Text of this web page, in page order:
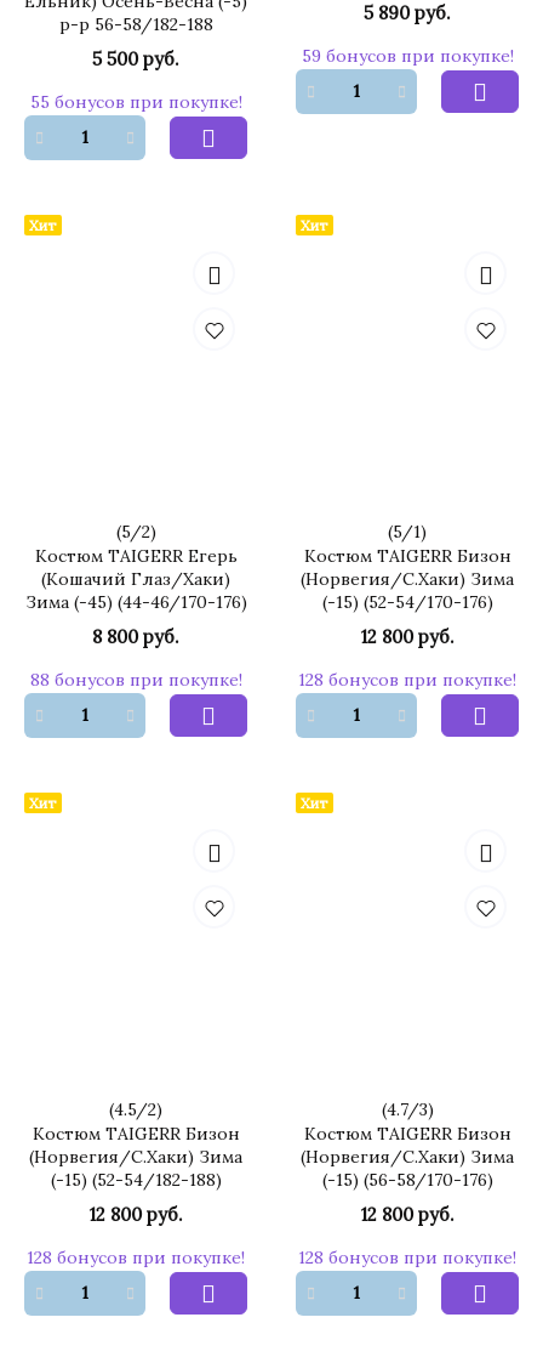
р-р 56-58/182-188
5 500 руб.
55 бонусов при покупке!
5 890 руб.
59 бонусов при покупке!
Хит
(5/2)
Костюм TAIGERR Егерь
(Кошачий Глаз/Хаки)
Зима (-45) (44-46/170-176)
8 800 руб.
88 бонусов при покупке!
Хит
(5/1)
Костюм TAIGERR Бизон
(Норвегия/С.Хаки) Зима
(-15) (52-54/170-176)
12 800 руб.
128 бонусов при покупке!
Хит
(4.5/2)
Костюм TAIGERR Бизон
(Норвегия/С.Хаки) Зима
(-15) (52-54/182-188)
12 800 руб.
128 бонусов при покупке!
Хит
(4.7/3)
Костюм TAIGERR Бизон
(Норвегия/С.Хаки) Зима
(-15) (56-58/170-176)
12 800 руб.
128 бонусов при покупке!